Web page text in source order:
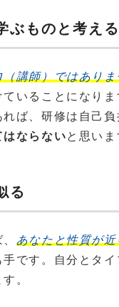
ぶものと考える
講師）ではありま
いることになり
ば、研修は自己
ならないと思いま
る
あなたと性質が
手です。自分とタ
。